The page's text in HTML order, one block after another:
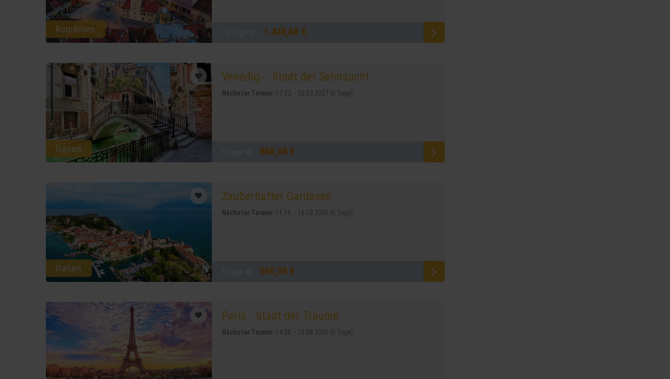
Rumänien 1.430,00 €
Italien
Venedig - Stadt der Sehnsucht
Nächster Termin: 17.03. - 22.03.2027 (6 Tage)
868,00 €
Italien
Zauberhafter Gardasee
Nächster Termin: 11.10. - 16.10.2026 (6 Tage)
560,00 €
Paris - Stadt der Träume
Nächster Termin: 14.08. - 18.08.2026 (5 Tage)